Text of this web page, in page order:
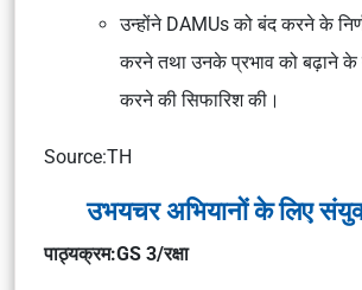
उन्होंने DAMUs को बंद करने के
करने तथा उनके प्रभाव को बढ़ाने के
करने की सिफारिश की।
Source:TH
उभयचर अभियानों के लिए
पाठ्यक्रम:GS 3/रक्षा